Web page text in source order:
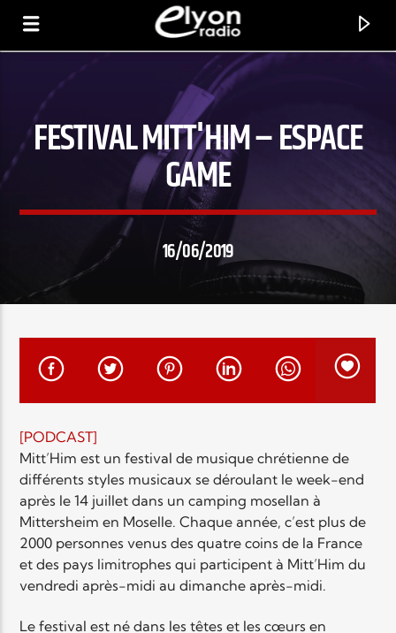
RADIO ELYON
POSITIVE ET ENCOURAGEANTE !
TITRE
ARTISTE
FESTIVAL MITT'HIM – ESPACE
GAME
16/06/2019
[PODCAST]
Mitt’Him est un festival de musique chrétienne de
différents styles musicaux se déroulant le week-end
après le 14 juillet dans un camping mosellan à
Mittersheim en Moselle. Chaque année, c’est plus de
2000 personnes venus des quatre coins de la France
et des pays limitrophes qui participent à Mitt’Him du
vendredi après-midi au dimanche après-midi.
Le festival est né dans les têtes et les cœurs en